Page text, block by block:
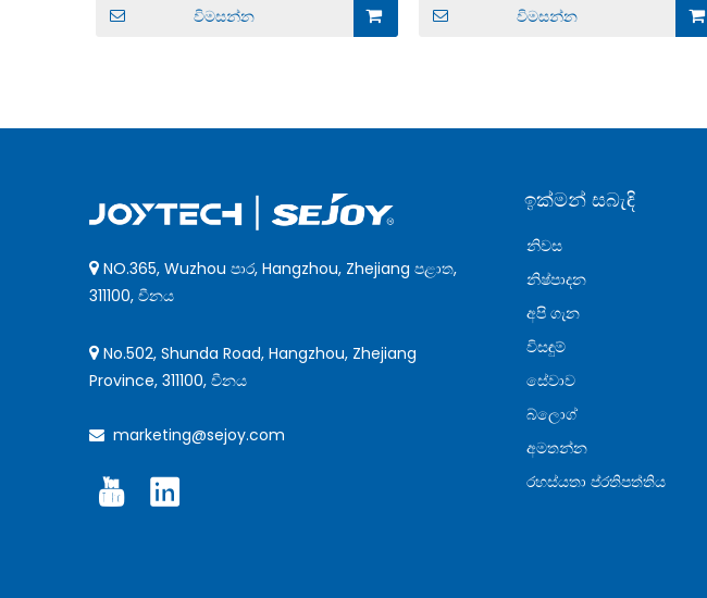
විමසන්න විමසන්න
 NO.365, Wuzhou පාර, Hangzhou, Zhejiang පළාත,
311100, චීනය
 No.502, Shunda Road, Hangzhou, Zhejiang
Province, 311100, චීනය
 marketing@sejoy.com
ඉක්මන් සබැඳි
නිවස
නිෂ්පාදන
අපි ගැන
විසඳුම්
සේවාව
බ්ලොග්
අමතන්න
රහස්යතා ප්රතිපත්තිය